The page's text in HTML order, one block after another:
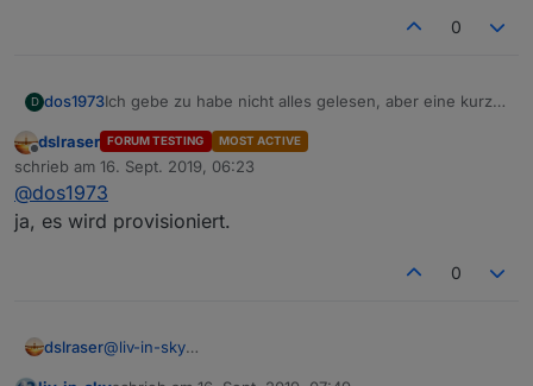
0
D dos1973Ich gebe zu habe nicht alles gelesen, aber eine kurze
Bein Gast wlan ein/ ausschalten.
Wird dann proviosioniert? K.a ob der Begriff stimmt,
aber so ähnlich ;-)
Thx
Offline
dslraser FORUM TESTING MOST ACTIVE
schrieb am 16. Sept. 2019, 06:23
zuletzt editiert von
@dos1973
ja, es wird provisioniert.
0
dslraser@liv-in-sky